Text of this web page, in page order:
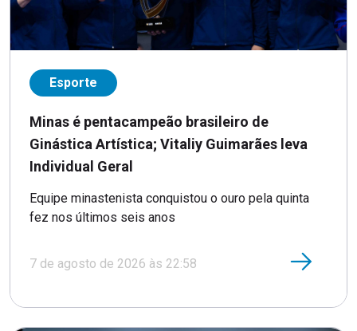
Esporte
Minas é pentacampeão brasileiro de
Ginástica Artística; Vitaliy Guimarães leva
Individual Geral
Equipe minastenista conquistou o ouro pela quinta
fez nos últimos seis anos
7 de agosto de 2026 às 22:58